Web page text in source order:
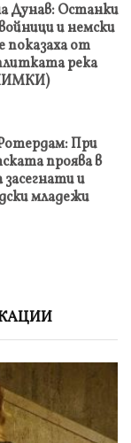
Дунав: Останки
и немски
показаха от
река
При
проява в
засегнати и
младежи